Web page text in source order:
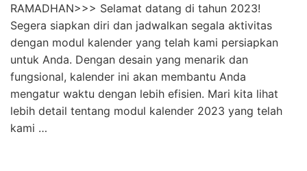
RAMADHAN>>> Selamat datang di tahun 2023!
Segera siapkan diri dan jadwalkan segala aktivitas
dengan modul kalender yang telah kami persiapkan
untuk Anda. Dengan desain yang menarik dan
fungsional, kalender ini akan membantu Anda
mengatur waktu dengan lebih efisien. Mari kita lihat
lebih detail tentang modul kalender 2023 yang telah
kami …